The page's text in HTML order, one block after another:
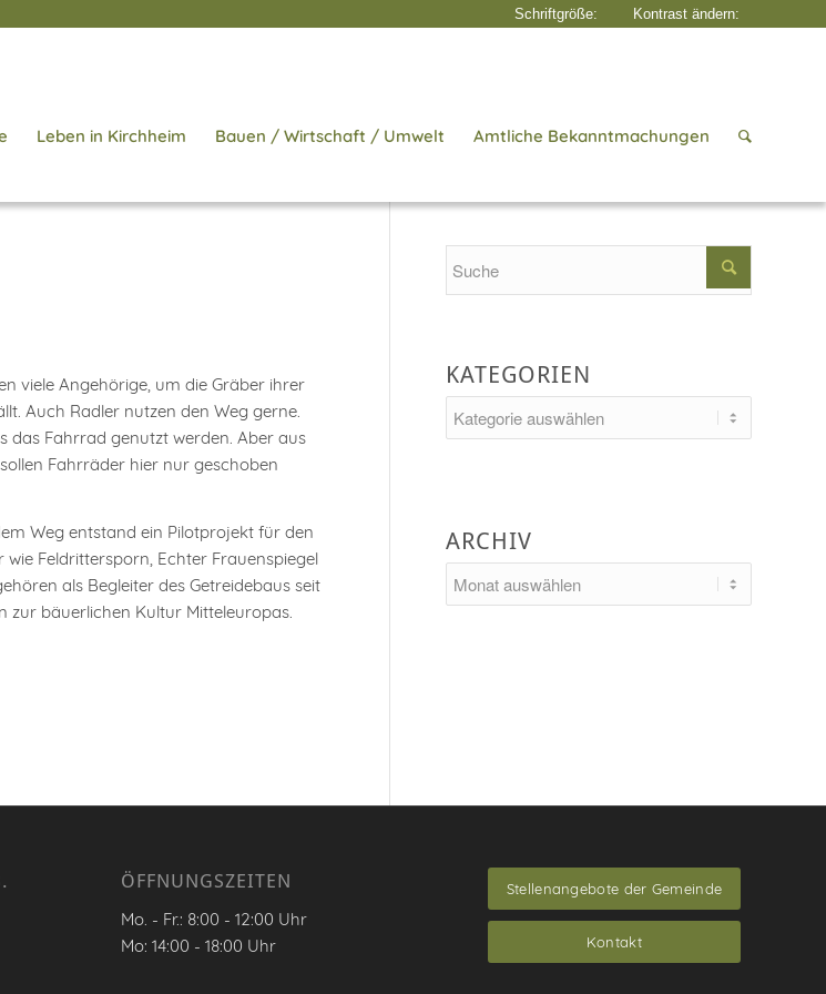
Leben in Kirchheim Bauen / Wirtschaft / Umwelt Amtliche Bekanntmachungen
viele Angehörige, um die Gräber ihrer
Auch Radler nutzen den Weg gerne.
das Fahrrad genutzt werden. Aber aus
Fahrräder hier nur geschoben
Weg entstand ein Pilotprojekt für den
Feldrittersporn, Echter Frauenspiegel
als Begleiter des Getreidebaus seit
bäuerlichen Kultur Mitteleuropas.
KATEGORIEN
ARCHIV
ÖFFNUNGSZEITEN
Mo. - Fr.: 8:00 - 12:00 Uhr
Mo: 14:00 - 18:00 Uhr
Stellenangebote der Gemeinde
Kontakt